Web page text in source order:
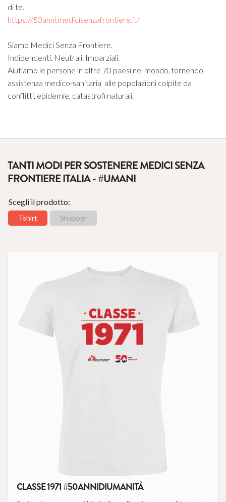
di te.
https://50anni.medicisenzafrontiere.it/
Siamo Medici Senza Frontiere.
Indipendenti. Neutrali. Imparziali.
Aiutiamo le persone in oltre 70 paesi nel mondo, fornendo
assistenza medico-sanitaria alle popolazioni colpite da
conflitti, epidemie, catastrofi naturali.
TANTI MODI PER SOSTENERE MEDICI SENZA
FRONTIERE ITALIA - #UMANI
Scegli il prodotto:
Tshirt Shopper
CLASSE 1971 #50ANNIDIUMANITÀ